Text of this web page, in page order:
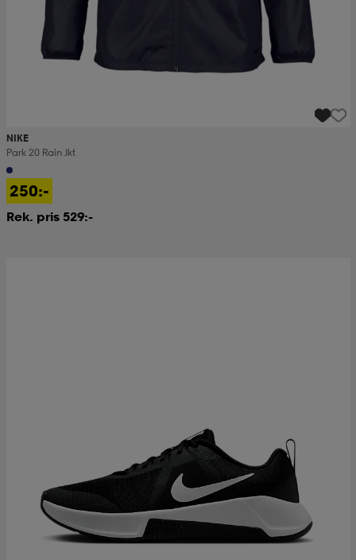
NIKE
Park 20 Rain Jkt
250:-
Rek. pris 529:-